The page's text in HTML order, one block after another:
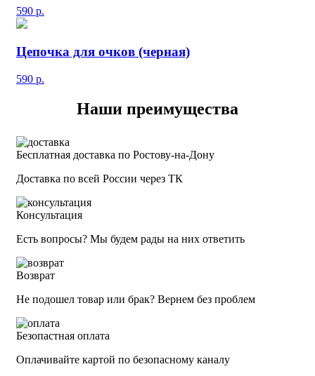
590 р.
Цепочка для очков (черная)
590 р.
Наши преимущества
Бесплатная доставка по Ростову-на-Дону
Доставка по всей России через ТК
Консультация
Есть вопросы? Мы будем рады на них ответить
Возврат
Не подошел товар или брак? Вернем без проблем
Безопастная оплата
Оплачивайте картой по безопасному каналу